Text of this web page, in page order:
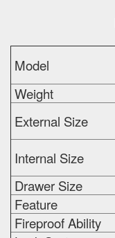
Model
Weight
External Size
Internal Size
Drawer Size
Feature
Fireproof Ability